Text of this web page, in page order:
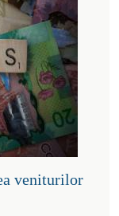
veniturilor